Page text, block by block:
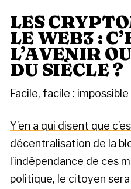
LES
LE WEB3 :
L’AVENIR
DU SIÈCLE ?
Facile, facile :
Y’en a qui disent que
décentralisation de la
l’indépendance de ces
politique, le citoyen